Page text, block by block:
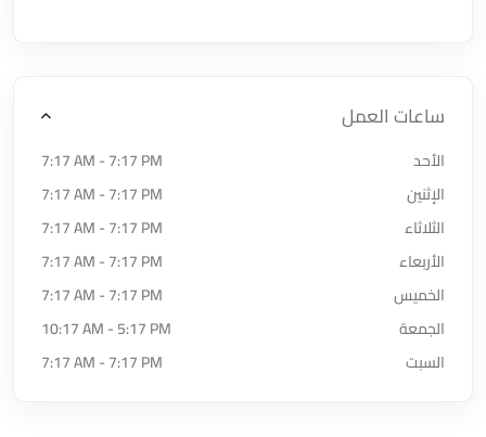
ساعات العمل
الأحد
7:17 AM - 7:17 PM
الإثنين
7:17 AM - 7:17 PM
الثلاثاء
7:17 AM - 7:17 PM
الأربعاء
7:17 AM - 7:17 PM
الخميس
7:17 AM - 7:17 PM
الجمعة
10:17 AM - 5:17 PM
السبت
7:17 AM - 7:17 PM